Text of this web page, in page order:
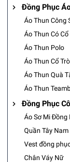
Đồng Phục
Áo Thun Công
Áo Thun Có Cổ
Áo Thun Polo
Áo Thun Cổ
Áo Thun Quà
Áo Thun
Đồng Phục
Áo Sơ Mi Đồng
Quần Tây Nam
Vest đồng
Chân Váy Nữ